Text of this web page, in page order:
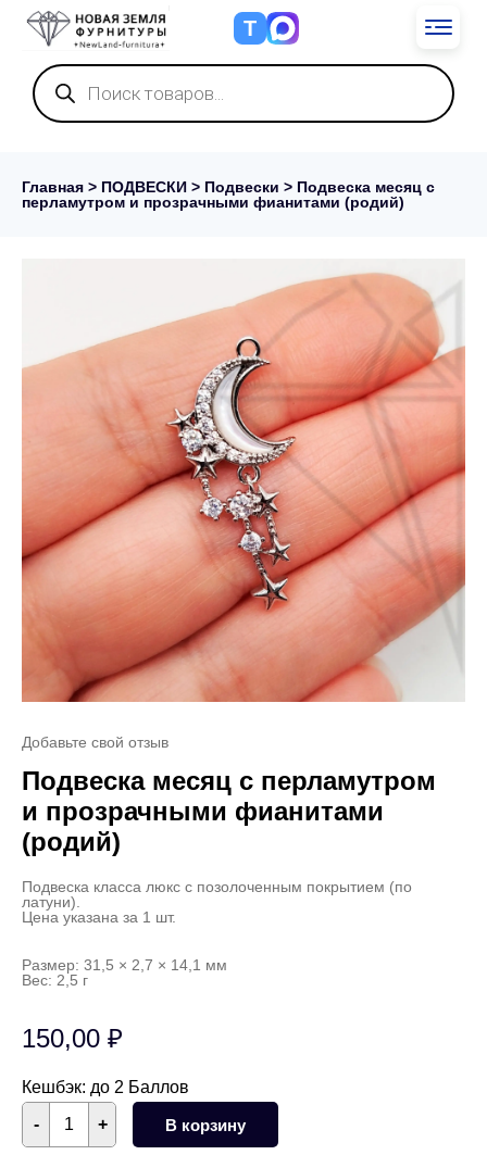
Т
Поиск
товаров
Главная > ПОДВЕСКИ > Подвески > Подвеска месяц с
перламутром и прозрачными фианитами (родий)
Добавьте свой отзыв
Подвеска месяц с перламутром
и прозрачными фианитами
(родий)
Подвеска класса люкс с позолоченным покрытием (по
латуни).
Цена указана за 1 шт.
Размер: 31,5 × 2,7 × 14,1 мм
Вес: 2,5 г
150,00 ₽
Кешбэк: до 2 Баллов
+
Количество
товара
Подвеска
- В корзину